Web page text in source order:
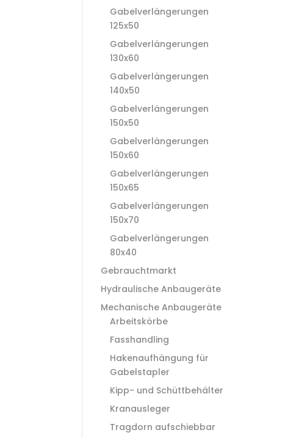
Gabelverlängerungen
125x50
Gabelverlängerungen
130x60
Gabelverlängerungen
140x50
Gabelverlängerungen
150x50
Gabelverlängerungen
150x60
Gabelverlängerungen
150x65
Gabelverlängerungen
150x70
Gabelverlängerungen
80x40
Gebrauchtmarkt
Hydraulische Anbaugeräte
Mechanische Anbaugeräte
Arbeitskörbe
Fasshandling
Hakenaufhängung für
Gabelstapler
Kipp- und Schüttbehälter
Kranausleger
Tragdorn aufschiebbar